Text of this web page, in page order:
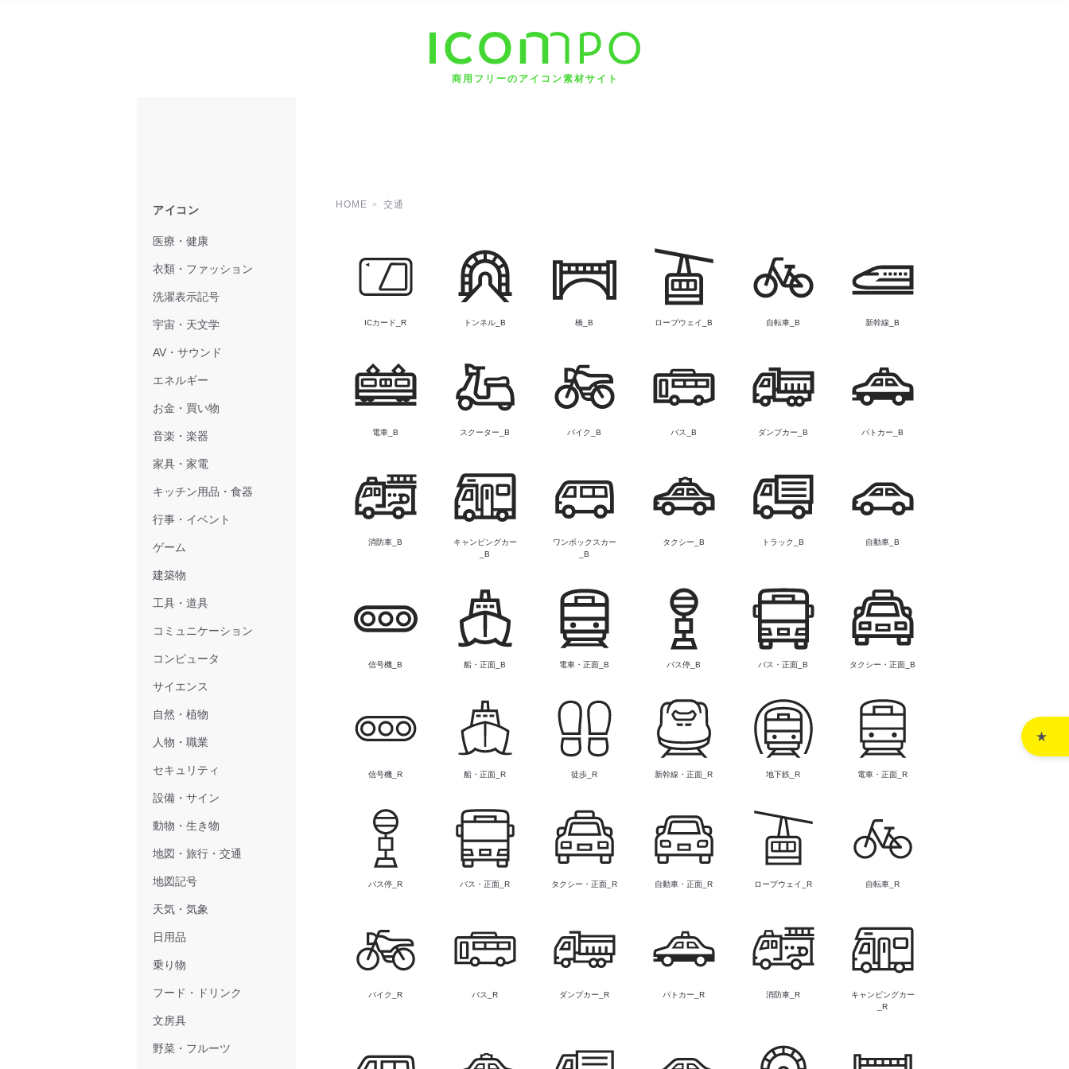
商用フリーのアイコン素材サイト
HOME 交通
ICカード_R トンネル_B 橋_B ロープウェイ_B 自転車_B 新幹線_B
電車_B スクーター_B バイク_B バス_B ダンプカー_B パトカー_B
消防車_B
キャンピングカー
_B
ワンボックスカー
_B
タクシー_B トラック_B 自動車_B
信号機_B 船・正面_B 電車・正面_B バス停_B バス・正面_B タクシー・正面_B
信号機_R 船・正面_R 徒歩_R 新幹線・正面_R 地下鉄_R 電車・正面_R
バス停_R バス・正面_R タクシー・正面_R 自動車・正面_R ロープウェイ_R 自転車_R
バイク_R バス_R ダンプカー_R パトカー_R 消防車_R
キャンピングカー
_R
アイコン
医療・健康
衣類・ファッション
洗濯表示記号
宇宙・天文学
AV・サウンド
エネルギー
お金・買い物
音楽・楽器
家具・家電
キッチン用品・食器
行事・イベント
ゲーム
建築物
工具・道具
コミュニケーション
コンピュータ
サイエンス
自然・植物
人物・職業
セキュリティ
設備・サイン
動物・生き物
地図・旅行・交通
地図記号
天気・気象
日用品
乗り物
フード・ドリンク
文房具
野菜・フルーツ